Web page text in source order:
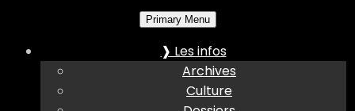
Primary Menu
❱ Les infos
Archives
Culture